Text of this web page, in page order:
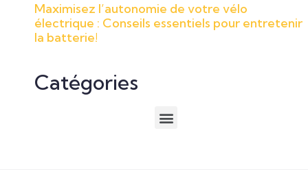
Maximisez l’autonomie de votre vélo
électrique : Conseils essentiels pour entretenir
la batterie!
Catégories